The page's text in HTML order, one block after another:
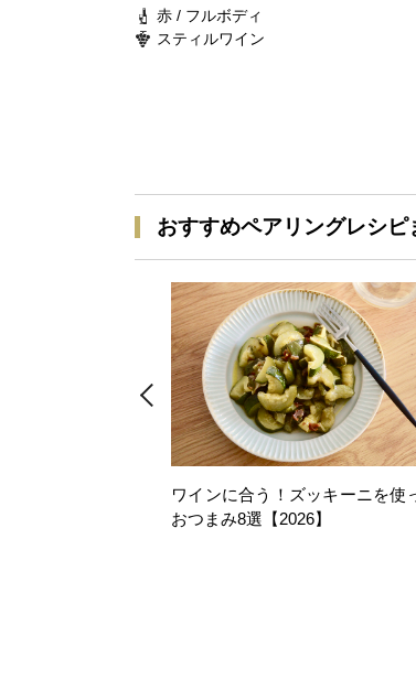
赤 / フルボディ
スティルワイン
おすすめペアリングレシピ
ワインに合う！ズッキーニを使
おつまみ8選【2026】